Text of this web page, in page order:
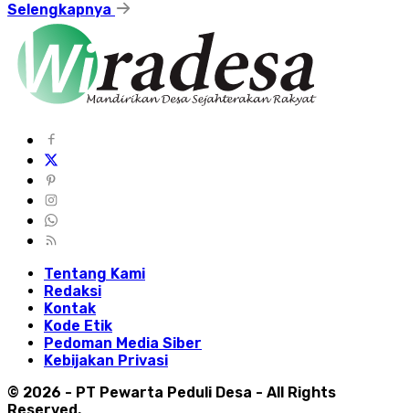
Selengkapnya
Tentang Kami
Redaksi
Kontak
Kode Etik
Pedoman Media Siber
Kebijakan Privasi
© 2026 - PT Pewarta Peduli Desa - All Rights